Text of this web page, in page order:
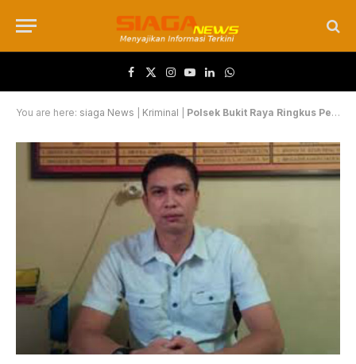
Facebook
X (Twitter)
Instagram
YouTube
LinkedInWhatsApp
You are here: siaga News Kriminal Polsek Bukit Raya Ringkus Pelaku Jambret